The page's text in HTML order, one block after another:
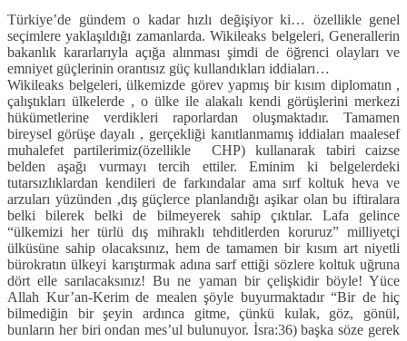
Türkiye’de gündem o kadar hızlı değişiyor ki… özellikle genel
seçimlere yaklaşıldığı zamanlarda. Wikileaks belgeleri, Generallerin
bakanlık kararlarıyla açığa alınması şimdi de öğrenci olayları ve
emniyet güçlerinin orantısız güç kullandıkları iddiaları…
Wikileaks belgeleri, ülkemizde görev yapmış bir kısım diplomatın ,
çalıştıkları ülkelerde , o ülke ile alakalı kendi görüşlerini merkezi
hükümetlerine verdikleri raporlardan oluşmaktadır. Tamamen
bireysel görüşe dayalı , gerçekliği kanıtlanmamış iddiaları maalesef
muhalefet partilerimiz(özellikle CHP) kullanarak tabiri caizse
belden aşağı vurmayı tercih ettiler. Eminim ki belgelerdeki
tutarsızlıklardan kendileri de farkındalar ama sırf koltuk heva ve
arzuları yüzünden ,dış güçlerce planlandığı aşikar olan bu iftiralara
belki bilerek belki de bilmeyerek sahip çıktılar. Lafa gelince
“ülkemizi her türlü dış mihraklı tehditlerden koruruz” milliyetçi
ülküsüne sahip olacaksınız, hem de tamamen bir kısım art niyetli
bürokratın ülkeyi karıştırmak adına sarf ettiği sözlere koltuk uğruna
dört elle sarılacaksınız! Bu ne yaman bir çelişkidir böyle! Yüce
Allah Kur’an-Kerim de mealen şöyle buyurmaktadır “Bir de hiç
bilmediğin bir şeyin ardınca gitme, çünkü kulak, göz, gönül,
bunların her biri ondan mes’ul bulunuyor. İsra:36) başka söze gerek